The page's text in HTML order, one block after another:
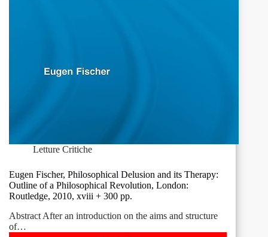
2009,
pp.
214.
Letture Critiche
Eugen Fischer, Philosophical Delusion and its Therapy:
Outline of a Philosophical Revolution, London:
Routledge, 2010, xviii + 300 pp.
Abstract After an introduction on the aims and structure
of…